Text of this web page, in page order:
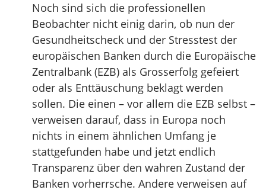
Noch sind sich die professionellen
Beobachter nicht einig darin, ob nun der
Gesundheitscheck und der Stresstest der
europäischen Banken durch die Europäische
Zentralbank (EZB) als Grosserfolg gefeiert
oder als Enttäuschung beklagt werden
sollen. Die einen – vor allem die EZB selbst –
verweisen darauf, dass in Europa noch
nichts in einem ähnlichen Umfang je
stattgefunden habe und jetzt endlich
Transparenz über den wahren Zustand der
Banken vorherrsche. Andere verweisen auf